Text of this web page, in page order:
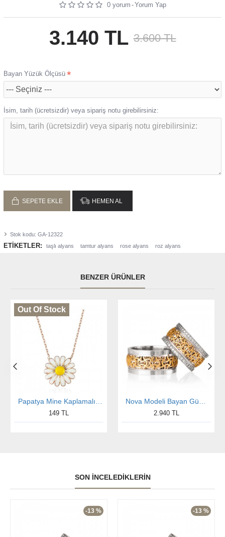
Stok kodu: GA-12322
0 yorum -Yorum Yap
3.600 TL
3.140 TL
Bayan Yüzük Ölçüsü
İsim, tarih (ücretsizdir) veya sipariş notu girebilirsiniz:
SEPETE EKLE HEMEN AL
ETIKETLER: taşlı alyans tamtur alyans rose alyans roz alyans
BENZER ÜRÜNLER
Out Of Stock
149 TL 2.940 TL
SON İNCELEDIKLERIN
-13 % -13 %